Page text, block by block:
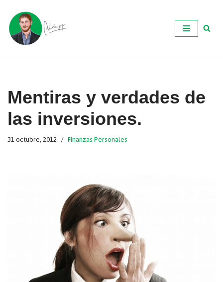
Ir
al
Mentiras y verdades de
las inversiones.
31 octubre, 2012 Finanzas Personales